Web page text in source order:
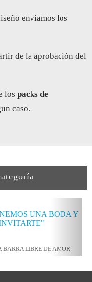
enviamos los
de la aprobación del
los packs de
caso.
BARRA LIBRE DE AMOR"